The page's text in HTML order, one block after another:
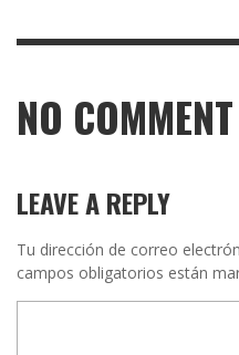
NO COMMENT
LEAVE A REPLY
Tu dirección de correo
campos obligatorios están